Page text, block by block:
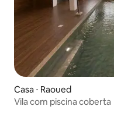
Casa ⋅ Raoued
Vila com piscina coberta